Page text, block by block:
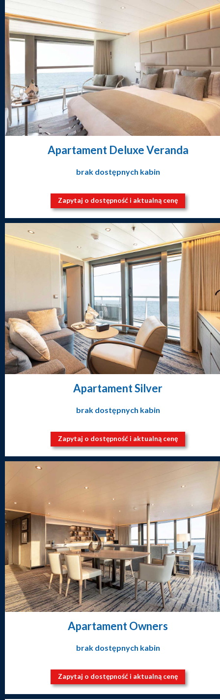
Apartament Deluxe Veranda
brak dostępnych kabin
Zapytaj o dostępność i aktualną cenę
Apartament Silver
brak dostępnych kabin
Zapytaj o dostępność i aktualną cenę
Apartament Owners
brak dostępnych kabin
Zapytaj o dostępność i aktualną cenę